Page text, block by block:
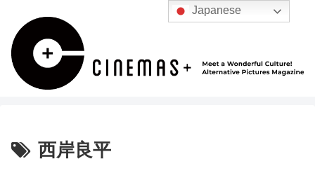
西岸良平
Japanese